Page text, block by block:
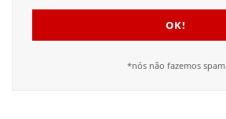
*nós não fazemos spam